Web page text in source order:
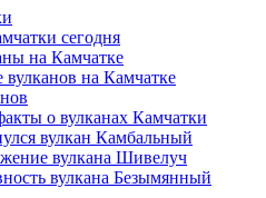
сегодня
на Камчатке
на Камчатке
о вулканах Камчатки
вулкан Камбальный
вулкана Шивелуч
вулкана Безымянный